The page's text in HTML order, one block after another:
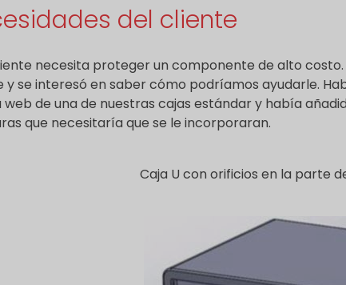
del cliente
necesita proteger un componente de alto
y se interesó en saber cómo podríamos ayudarle.
web de una de nuestras cajas estándar y había
que necesitaría que se le incorporaran.
Caja U con orificios en la parte